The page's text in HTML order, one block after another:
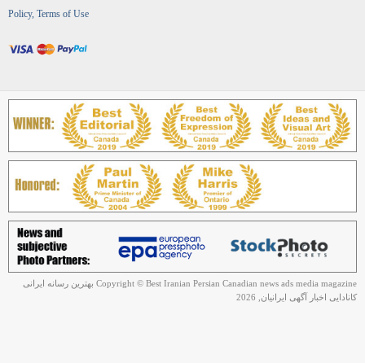
Policy, Terms of Use
Copyright © Best Iranian Persian Canadian news ads media magazine بهترین رسانه ایرانی
کانادایی اخبار آگهی ایرانیان, 2026